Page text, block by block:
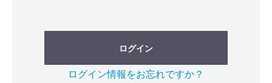
ログイン
ログイン情報をお忘れですか？